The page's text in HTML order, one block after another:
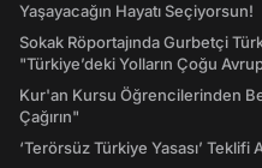
Yaşayacağın Hayatı Seçiyorsun!
Sokak Röportajında Gurbetçi
"Türkiye’deki Yolların Çoğu
Kur'an Kursu Öğrencilerinden
Çağırın"
‘Terörsüz Türkiye Yasası’